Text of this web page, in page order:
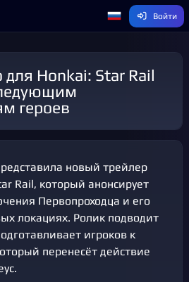
Войти
героев
новый трейлер
Rail, который анонсирует
Первопроходца и его
локациях. Ролик подводит
игроков к
перенесёт действие